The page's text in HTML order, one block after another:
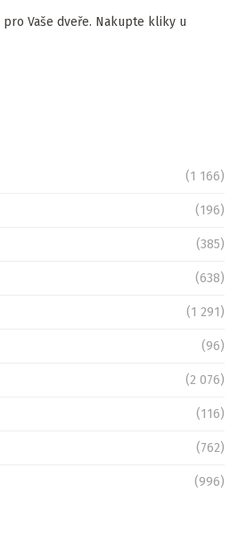
pro Vaše dveře. Nakupte kliky u
(1 166)
(196)
(385)
(638)
(1 291)
(96)
(2 076)
(116)
(762)
(996)